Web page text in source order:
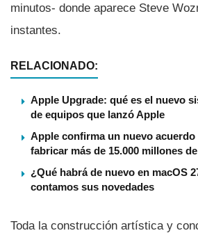
minutos- donde aparece Steve
instantes.
RELACIONADO:
Apple Upgrade: qué es el nuevo
de equipos que lanzó Apple
Apple confirma un nuevo
fabricar más de 15.000 millones
¿Qué habrá de nuevo en macOS
contamos sus novedades
Toda la construcción artí­stica y